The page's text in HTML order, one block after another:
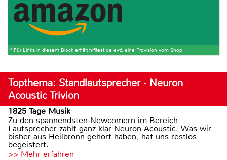
* Für Links in diesem Block erhält hifitest.de evtl. eine Provision vom Shop
Topthema: Standlautsprecher · Neuron
Acoustic Trivion
1825 Tage Musik
Zu den spannendsten Newcomern im Bereich
Lautsprecher zählt ganz klar Neuron Acoustic. Was wir
bisher aus Heilbronn gehört haben, hat uns restlos
begeistert.
>> Mehr erfahren